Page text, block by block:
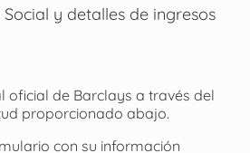
y detalles de ingresos
oficial de Barclays a través del
proporcionado abajo.
con su información